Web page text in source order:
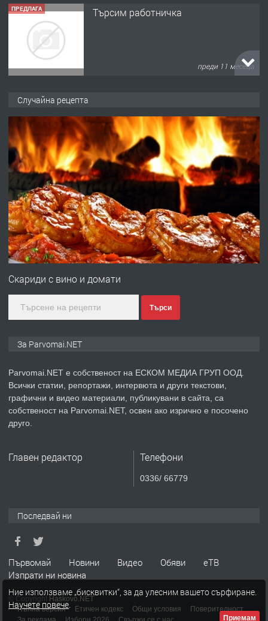
ПРЕДЛАГА Търсим работничка
преди 11 месеца
преди 1 година
ПРЕДЛАГА Работа за общи работници
преди 1 година
ПРЕДЛАГА
Първи поход "По стъпките на Ангел
преди 1 година
ПРЕДЛАГА Уроци по Математика
ТЪРСИ Търсим работник
Случайна рецепта
Скариди с вино и домати
Търси
За Parvomai.NET
Parvomai.NET е собственост на ЕСКОМ МЕДИА ГРУП ООД.
Всички статии, репортажи, интервюта и други текстови,
графични и видео материали, публикувани в сайта, са
собственост на Parvomai.NET, освен ако изрично е посочено
друго.
Главен редактор Телефони
0336/ 66779
Последвай ни
Първомай Новини Видео Обяви
еТВ
Изпрати ни новина
© Copyright Haskovo.NET
Пълна версия
Етичен кодекс Общи условия
Поверителност
Ние използваме „бисквитки“, за да улесним вашето сърфиране.
Научете повече.
Приемам